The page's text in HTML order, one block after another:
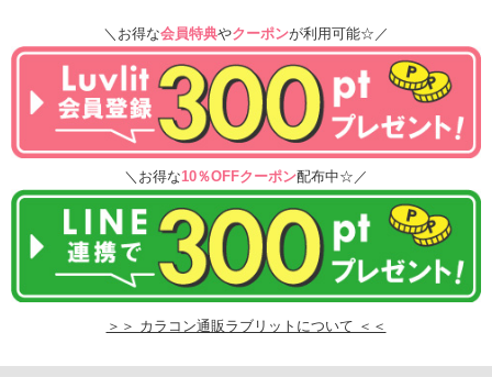
＼お得な会員特典やクーポンが利用可能☆／
＼お得な10％OFFクーポン配布中☆／
＞＞ カラコン通販ラブリットについて ＜＜